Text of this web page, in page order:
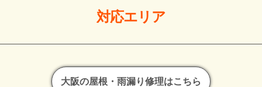
対応エリア
大阪の屋根・雨漏り修理はこちら